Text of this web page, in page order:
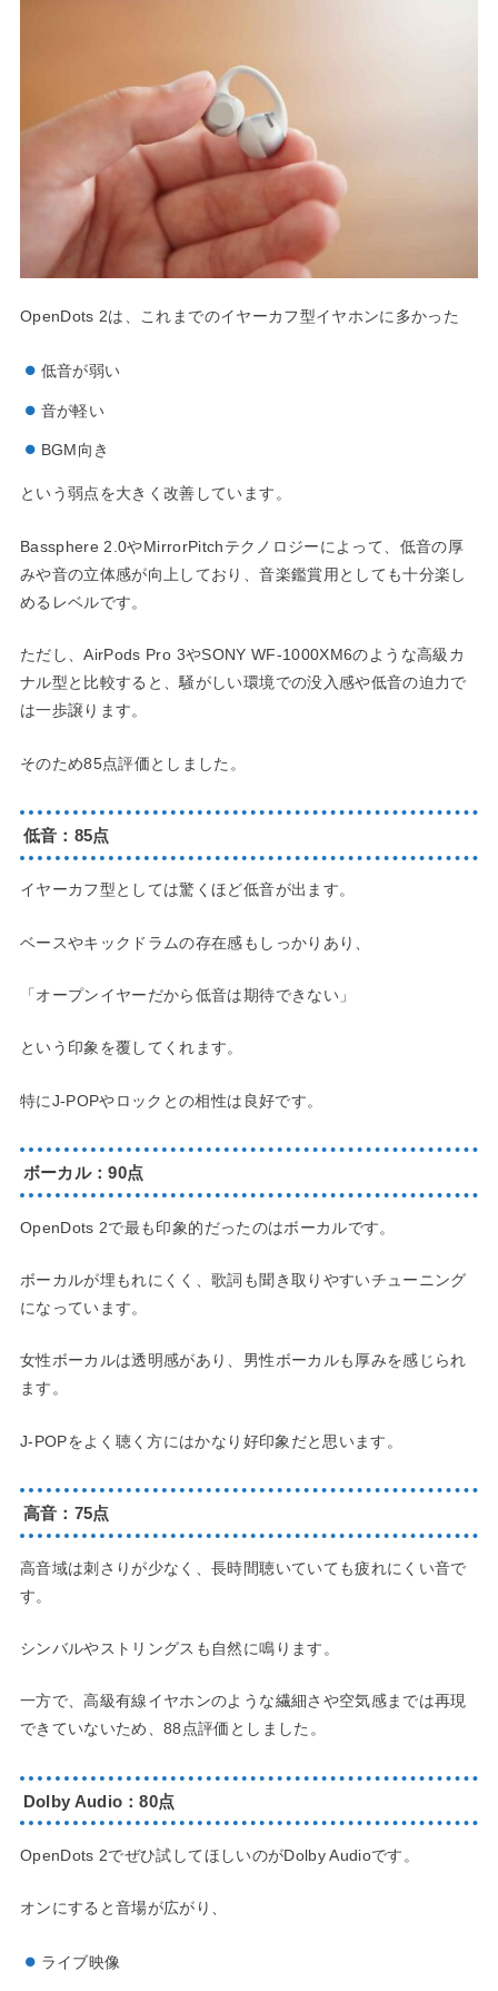
OpenDots 2は、これまでのイヤーカフ型イヤホンに多かった
低音が弱い
音が軽い
BGM向き
という弱点を大きく改善しています。
Bassphere 2.0やMirrorPitchテクノロジーによって、低音の厚
みや音の立体感が向上しており、音楽鑑賞用としても十分楽し
めるレベルです。
ただし、AirPods Pro 3やSONY WF-1000XM6のような高級カ
ナル型と比較すると、騒がしい環境での没入感や低音の迫力で
は一歩譲ります。
そのため85点評価としました。
低音：85点
イヤーカフ型としては驚くほど低音が出ます。
ベースやキックドラムの存在感もしっかりあり、
「オープンイヤーだから低音は期待できない」
という印象を覆してくれます。
特にJ-POPやロックとの相性は良好です。
ボーカル：90点
OpenDots 2で最も印象的だったのはボーカルです。
ボーカルが埋もれにくく、歌詞も聞き取りやすいチューニング
になっています。
女性ボーカルは透明感があり、男性ボーカルも厚みを感じられ
ます。
J-POPをよく聴く方にはかなり好印象だと思います。
高音：75点
高音域は刺さりが少なく、長時間聴いていても疲れにくい音で
す。
シンバルやストリングスも自然に鳴ります。
一方で、高級有線イヤホンのような繊細さや空気感までは再現
できていないため、88点評価としました。
Dolby Audio：80点
OpenDots 2でぜひ試してほしいのがDolby Audioです。
オンにすると音場が広がり、
ライブ映像